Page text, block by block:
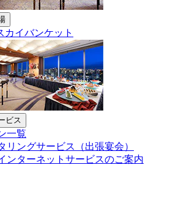
カイバンケット
ビス
一覧
リングサービス（出張宴会）
ンターネットサービスのご案内